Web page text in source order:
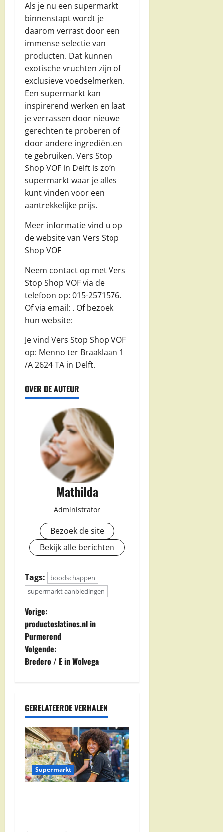
Als je nu een supermarkt
binnenstapt wordt je
daarom verrast door een
immense selectie van
producten. Dat kunnen
exotische vruchten zijn of
exclusieve voedselmerken.
Een supermarkt kan
inspirerend werken en laat
je verrassen door nieuwe
gerechten te proberen of
door andere ingrediënten
te gebruiken. Vers Stop
Shop VOF in Delft is zo’n
supermarkt waar je alles
kunt vinden voor een
aantrekkelijke prijs.
Meer informatie vind u op
de website van Vers Stop
Shop VOF
Neem contact op met Vers
Stop Shop VOF via de
telefoon op: 015-2571576.
Of via email: . Of bezoek
hun website:
Je vind Vers Stop Shop VOF
op: Menno ter Braaklaan 1
/A 2624 TA in Delft.
OVER DE AUTEUR
Mathilda
Administrator
Bezoek de site
Bekijk alle berichten
Tags:
boodschappen
supermarkt aanbiedingen
B
e
r
c
h
t
n
a
Vorige:
productoslatinos.nl in
Purmerend
Volgende:
Bredero / E in Wolvega
GERELATEERDE VERHALEN
Supermarkt